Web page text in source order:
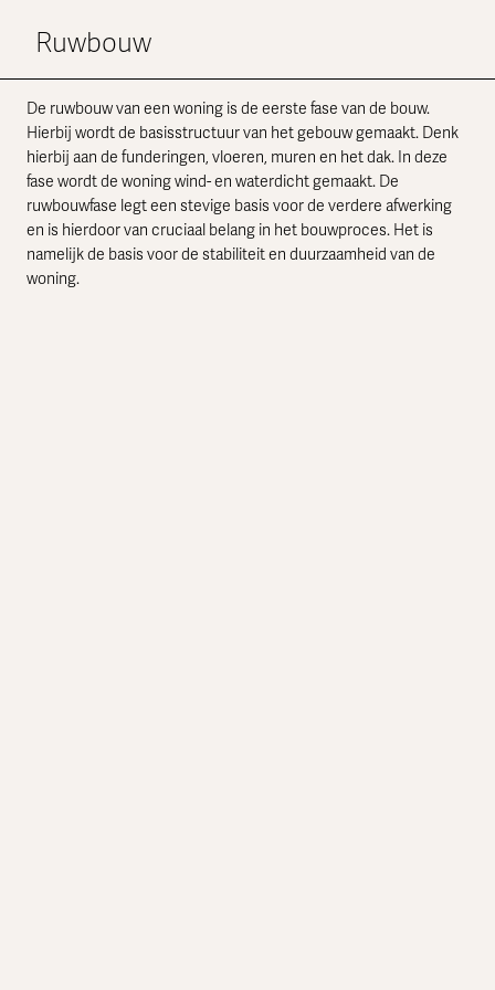
Ruwbouw
De ruwbouw van een woning is de eerste fase van de bouw.
Hierbij wordt de basisstructuur van het gebouw gemaakt. Denk
hierbij aan de funderingen, vloeren, muren en het dak. In deze
fase wordt de woning wind- en waterdicht gemaakt. De
ruwbouwfase legt een stevige basis voor de verdere afwerking
en is hierdoor van cruciaal belang in het bouwproces. Het is
namelijk de basis voor de stabiliteit en duurzaamheid van de
woning.